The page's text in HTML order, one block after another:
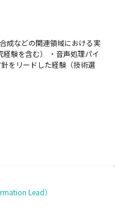
成などの関連領域における実
験を含む） ・音声処理パイ
をリードした経験（技術選
Lead）